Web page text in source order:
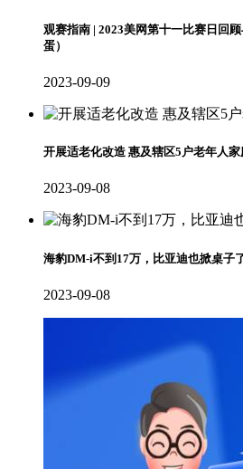
观赛指南 | 2023美网第十一比赛日回
蛋）
2023-09-09
开展​适老化改造 惠及辖区5户老年人家
2023-09-08
海豹DM-i不到17万，比亚迪也掀桌子
2023-09-08